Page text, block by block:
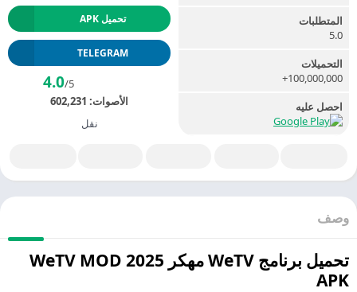
تحميل APK
TELEGRAM
4.0
الأصوات:602,231
نقل
المتطلبات
5.0
التحميلات
100,000,000+
احصل عليه
تحميل برنامج WeTV مهكر 2025 WeTV MOD